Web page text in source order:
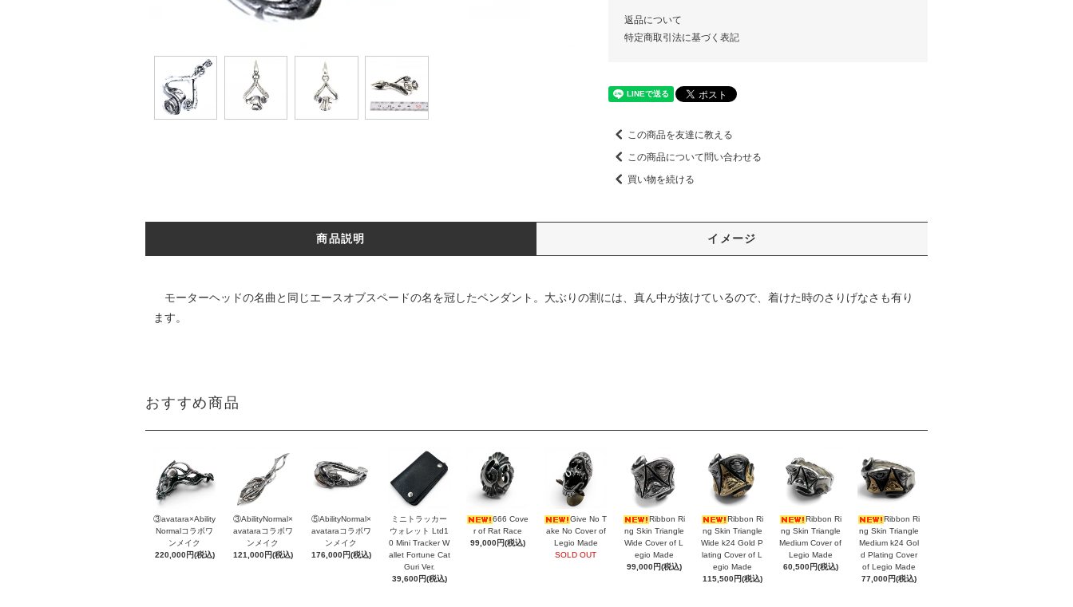
返品について
特定商取引法に基づく表記
この商品を友達に教える
この商品について問い合わせる
買い物を続ける
商品説明 イメージ
モーターヘッドの名曲と同じエースオブスペードの名を冠したペンダント。大ぶりの割には、真ん中が抜けているので、着けた時のさりげなさも有り
ます。
おすすめ商品
③avatara×Ability
Normalコラボワ
ンメイク
220,000円(税込)
③AbilityNormal×
avataraコラボワ
ンメイク
121,000円(税込)
⑤AbilityNormal×
avataraコラボワ
ンメイク
176,000円(税込)
ミニトラッカー
ウォレット Ltd1
0 Mini Tracker W
allet Fortune Cat
Guri Ver.
39,600円(税込)
666 Cove
r of Rat Race
99,000円(税込)
Give No T
ake No Cover of
Legio Made
SOLD OUT
Ribbon Ri
ng Skin Triangle
Wide Cover of L
egio Made
99,000円(税込)
Ribbon Ri
ng Skin Triangle
Wide k24 Gold P
lating Cover of L
egio Made
115,500円(税込)
Ribbon Ri
ng Skin Triangle
Medium Cover of
Legio Made
60,500円(税込)
Ribbon Ri
ng Skin Triangle
Medium k24 Gol
d Plating Cover
of Legio Made
77,000円(税込)